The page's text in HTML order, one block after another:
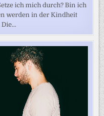
ich mich durch? Bin ich
werden in der Kindheit